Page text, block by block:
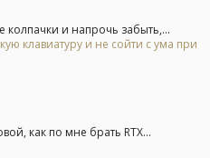
колпачки и напрочь забыть,...
клавиатуру и не сойти с ума при
как по мне брать RTX...